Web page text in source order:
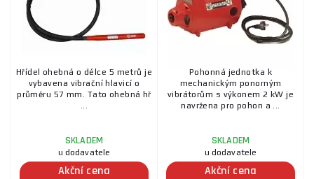
Hřídel ohebná o délce 5 metrů je
vybavena vibrační hlavicí o
průměru 57 mm. Tato ohebná hř
...
SKLADEM
u dodavatele
Akční cena
Pohonná jednotka k
mechanickým ponorným
vibrátorům s výkonem 2 kW je
navržena pro pohon a ...
SKLADEM
u dodavatele
Akční cena